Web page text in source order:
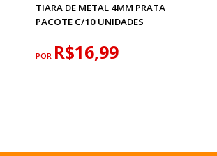
TIARA DE METAL 4MM PRATA
PACOTE C/10 UNIDADES
POR R$16,99